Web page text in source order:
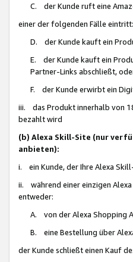
C. der Kunde ruft eine
einer der folgenden Fälle eintritt:
D. der Kunde kauft ein
E. der Kunde kauft ein
Partner-Links abschließt,
F. der Kunde erwirbt ein
iii. das Produkt innerhalb von
bezahlt wird
(b) Alexa Skill-Site (nur
anbieten):
i. ein Kunde, der Ihre Alexa
ii. während einer einzigen
entweder:
A. von der Alexa Shopping
B. eine Bestellung über
der Kunde schließt einen Kauf